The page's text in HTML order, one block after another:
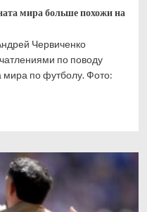
мира больше похожи на
Червиченко
по поводу
мира по футболу. Фото: